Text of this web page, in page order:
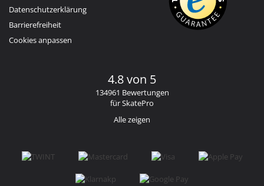
Datenschutzerklärung
Barrierefreiheit
Cookies anpassen
4.8 von 5
134961 Bewertungen
für SkatePro
Alle zeigen